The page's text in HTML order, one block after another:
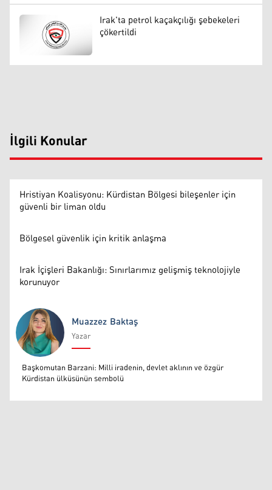
Irak'ta petrol kaçakçılığı şebekeleri
çökertildi
İlgili Konular
Hristiyan Koalisyonu: Kürdistan Bölgesi bileşenler için
güvenli bir liman oldu
Bölgesel güvenlik için kritik anlaşma
Irak İçişleri Bakanlığı: Sınırlarımız gelişmiş teknolojiyle
korunuyor
Muazzez Baktaş
Muazzez Baktaş
Yazar
Başkomutan Barzani: Milli iradenin, devlet aklının ve özgür
Kürdistan ülküsünün sembolü